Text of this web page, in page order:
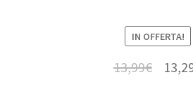
IN OFFERTA!
13,99€